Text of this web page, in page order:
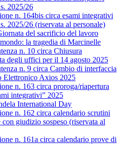
2025/26
n. 164bis circa esami integrativi
2025/26 (riservata al personale)
del sacrificio del lavoro
la tragedia di Marcinelle
n. 10 circa Chiusura
degli uffici per il 14 agosto 2025
n. 9 circa Cambio di interfaccia
Elettronico Axios 2025
n. 163 circa proroga/riapertura
integrativi” 2025
International Day
n. 162 circa calendario scrutini
giudizio sospeso (riservata al
n. 161a circa calendario prove di